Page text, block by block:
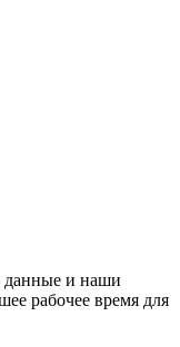
данные и наши
рабочее время для